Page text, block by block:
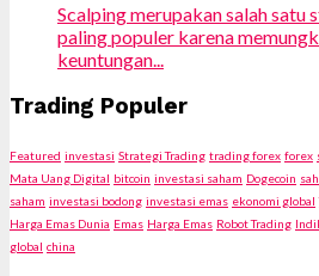
Scalping merupakan salah satu
paling populer karena
keuntungan...
Trading Populer
Featured investasi Strategi Trading trading forex forex
Mata Uang Digital bitcoin investasi saham Dogecoin
saham investasi bodong investasi emas ekonomi global
Harga Emas Dunia Emas Harga Emas Robot Trading
global china